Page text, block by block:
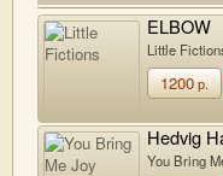
ELBOW
Little
1200р.
Hedvig
You Bring